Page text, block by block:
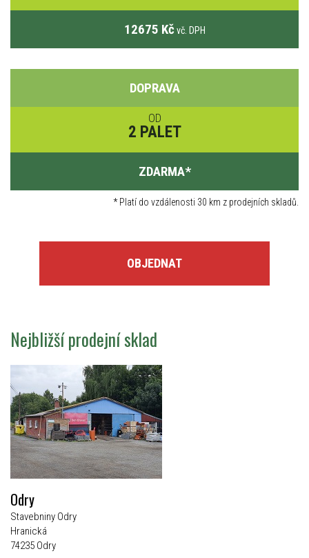
12675 Kč vč. DPH
DOPRAVA
OD
2 PALET
ZDARMA*
*Platí do vzdálenosti 30 km z prodejních skladů.
OBJEDNAT
Nejbližší prodejní sklad
Odry
Stavebniny Odry
Hranická
74235 Odry